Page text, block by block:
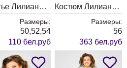
Платье Лилиана 1536 пудра
Размеры:
50,52,54
110 бел.руб
Костюм Лилиана 1535 экрю
Размеры:
56
363 бел.руб